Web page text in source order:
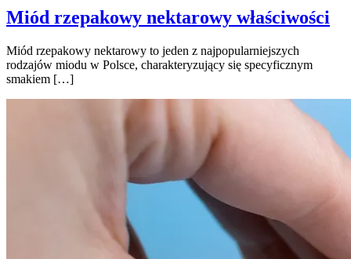
Miód rzepakowy nektarowy właściwości
Miód rzepakowy nektarowy to jeden z najpopularniejszych
rodzajów miodu w Polsce, charakteryzujący się specyficznym
smakiem […]